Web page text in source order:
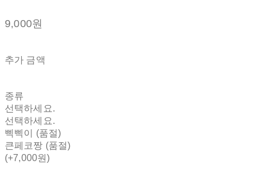
9,000원
추가 금액
종류
선택하세요.
선택하세요.
삑삑이 (품절)
큰페코짱 (품절)
(+7,000원)